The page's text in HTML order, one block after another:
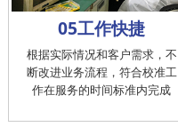
05工作快捷
根据实际情况和客户需求，不
断改进业务流程，符合校准工
作在服务的时间标准内完成